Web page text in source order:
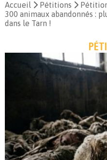
Accueil Pétitions
300 animaux abandonnés :
dans le Tarn !